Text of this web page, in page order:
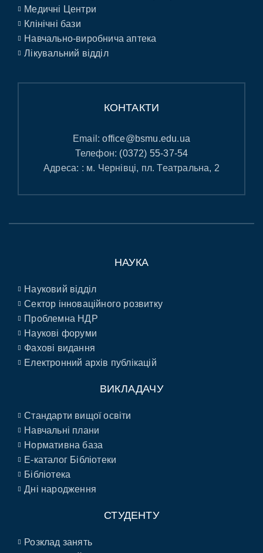
Медичні Центри
Клінічні бази
Навчально-виробнича аптека
Лікувальний відділ
КОНТАКТИ
Email:office@bsmu.edu.ua
Телефон: (0372) 55-37-54
Адреса: : м. Чернівці, пл. Театральна, 2
НАУКА
Науковий відділ
Сектор інноваційного розвитку
Проблемна НДР
Наукові форуми
Фахові видання
Електронний архів публікацій
ВИКЛАДАЧУ
Стандарти вищої освіти
Навчальні плани
Нормативна база
E-каталог Бібліотеки
Бібліотека
Дні народження
СТУДЕНТУ
Розклад занять